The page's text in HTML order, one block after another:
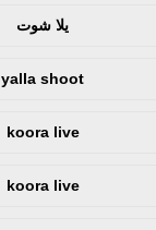
يلا شوت
yalla shoot
koora live
koora live